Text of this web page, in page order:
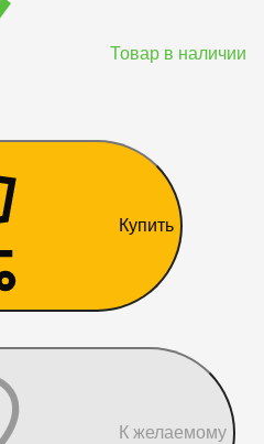
Товар в наличии
Купить
К желаемому